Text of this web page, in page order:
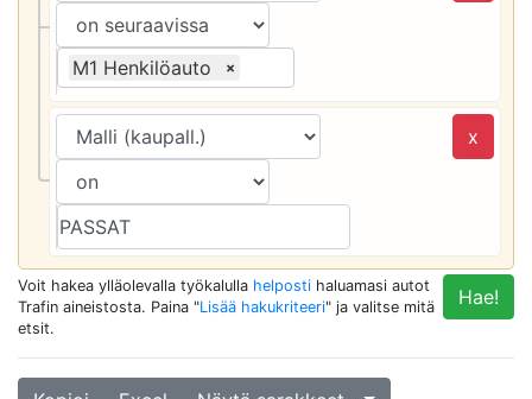
M1 Henkilöauto ×
x
Hae!
Voit hakea ylläolevalla työkalulla helposti haluamasi autot
Trafin aineistosta. Paina "Lisää hakukriteeri" ja valitse mitä
etsit.